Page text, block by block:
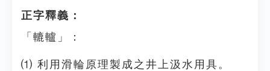
正字釋義：
「轆轤」：
⑴ 利用滑輪原理製成之井上汲水用具。